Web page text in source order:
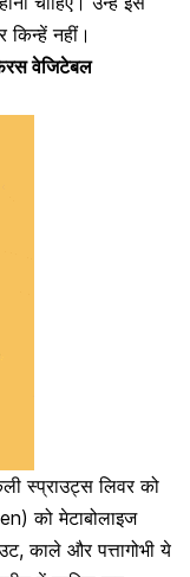
नहीं।
वेजिटेबल
स्प्राउट्स लिवर को
को मेटाबोलाइज
काले और पत्तागोभी ये